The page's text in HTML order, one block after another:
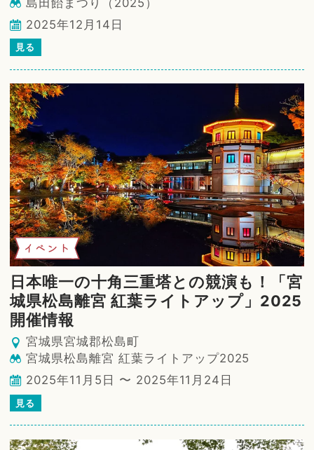
2025年12月14日
見る
イベント
日本唯一の十角三重塔との競演も！「宮
城県松島離宮 紅葉ライトアップ」2025
開催情報
宮城県宮城郡松島町
宮城県松島離宮 紅葉ライトアップ2025
2025年11月5日 〜 2025年11月24日
見る